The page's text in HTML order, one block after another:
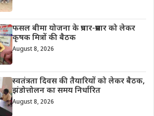
फसल बीमा योजना के प्रचार-प्रसार को लेकर
कृषक मित्रों की बैठक
August 8, 2026
स्वतंत्रता दिवस की तैयारियों को लेकर बैठक,
झंडोत्तोलन का समय निर्धारित
August 8, 2026